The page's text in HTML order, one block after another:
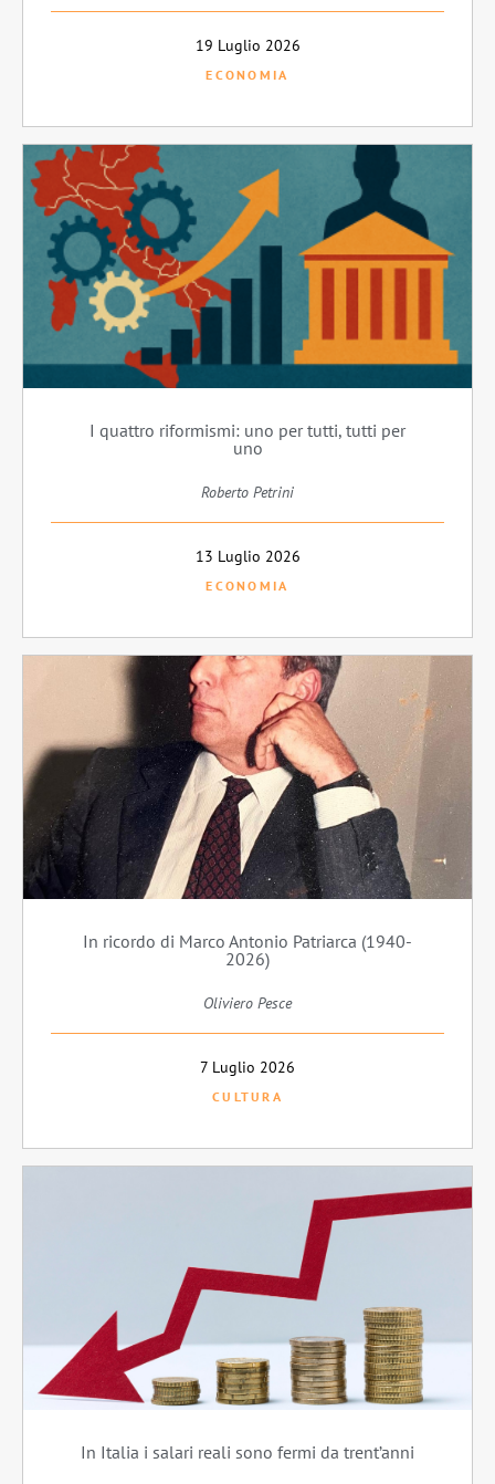
19 Luglio 2026
ECONOMIA
I quattro riformismi: uno per tutti, tutti per
uno
Roberto Petrini
13 Luglio 2026
ECONOMIA
In ricordo di Marco Antonio Patriarca (1940-
2026)
Oliviero Pesce
7 Luglio 2026
CULTURA
In Italia i salari reali sono fermi da trent’anni